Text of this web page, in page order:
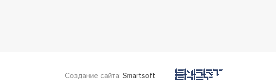
Создание сайта: Smartsoft